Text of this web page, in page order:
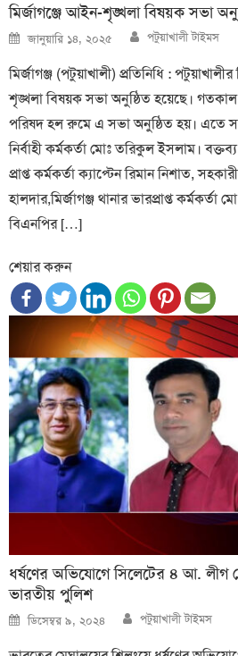
মির্জাগঞ্জে আইন-শৃঙ্খলা বিষয়ক সভা
Posted
on
জানুয়ারি ১৪, ২০২৫ Author
পটুয়াখালী টাইমস
মির্জাগঞ্জ (পটুয়াখালী) প্রতিনিধি :
শৃঙ্খলা বিষয়ক সভা অনুষ্ঠিত হয়েছে।
পরিষদ হল রুমে এ সভা অনুষ্ঠিত হয়। এতে
নির্বাহী কর্মকর্তা মোঃ তরিকুল ইসলাম। বক্তব্য
প্রাপ্ত কর্মকর্তা ক্যাপ্টেন রিমান নিশাত,
হালদার,মির্জাগঞ্জ থানার ভারপ্রাপ্ত
বিএনপির […]
শেয়ার করুন
ধর্ষণের অভিযোগে সিলেটের ৪ আ. লীগ
ভারতীয় পুলিশ
Posted
on
ডিসেম্বর ৯, ২০২৪ Author
পটুয়াখালী টাইমস